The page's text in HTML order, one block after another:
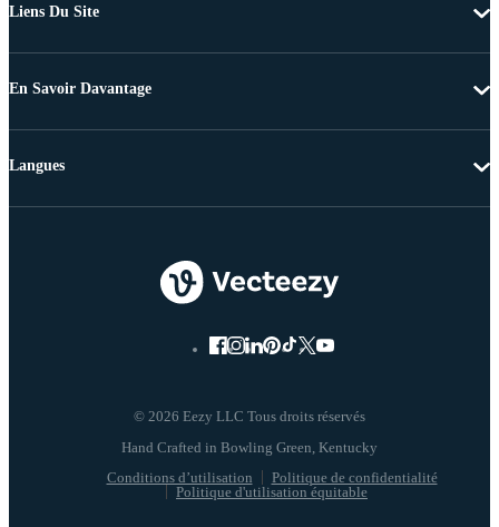
Liens Du Site
En Savoir Davantage
© 2026 Eezy LLC Tous droits réservés
Conditions d’utilisation
Politique de confidentialité
Politique d'utilisation équitable
Langues